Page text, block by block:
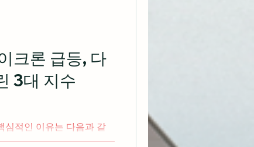
화 미국 2분기 GDP 성
나 6월 PCE 물가지수가
인플레이션 안도감 제공
스의 AI 하드웨어 매수 포
을 털어내는 계기로 작용
크론 급등, 다
3대 지수
심적인 이유는 다음과 같